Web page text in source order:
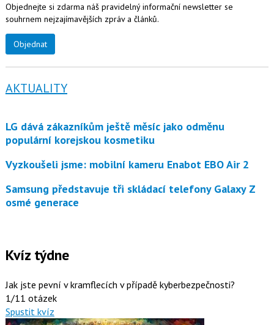
Objednejte si zdarma náš pravidelný informační newsletter se
souhrnem nejzajímavějších zpráv a článků.
Objednat
AKTUALITY
LG dává zákazníkům ještě měsíc jako odměnu
populární korejskou kosmetiku
Vyzkoušeli jsme: mobilní kameru Enabot EBO Air 2
Samsung představuje tři skládací telefony Galaxy Z
osmé generace
Kvíz týdne
Jak jste pevní v kramflecích v případě kyberbezpečnosti?
1/11 otázek
Spustit kvíz